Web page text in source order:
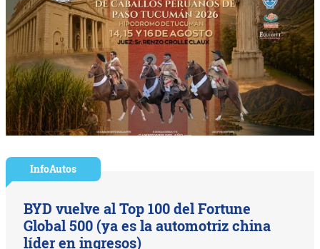
InfoAutos
BYD vuelve al Top 100 del Fortune
Global 500 (ya es la automotriz china
líder en ingresos)